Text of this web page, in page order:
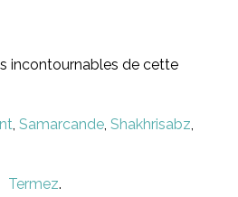
incontournables de cette
Samarcande, Shakhrisabz
Termez.